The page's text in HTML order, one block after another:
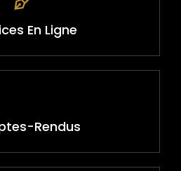
En Ligne
Rendus